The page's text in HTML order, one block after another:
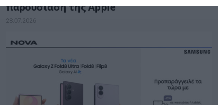
παρουσίαση της Apple
28.07.2026